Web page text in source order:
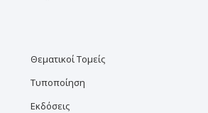
Θεματικοί Τομείς
Τυποποίηση
Εκδόσεις